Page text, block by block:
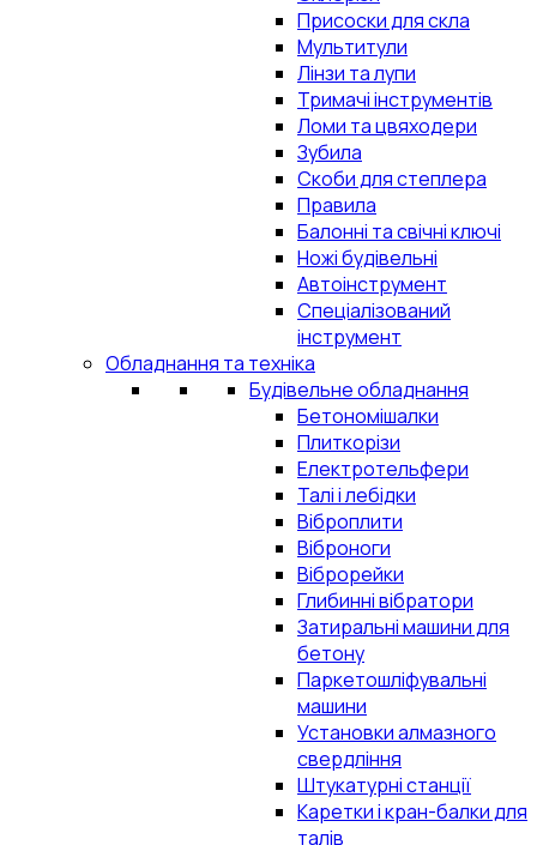
Присоски для скла
Мультитули
Лінзи та лупи
Тримачі інструментів
Ломи та цвяходери
Зубила
Скоби для степлера
Правила
Балонні та свічні ключі
Ножі будівельні
Автоінструмент
Спеціалізований
інструмент
Обладнання та техніка
Будівельне обладнання
Бетономішалки
Плиткорізи
Електротельфери
Талі і лебідки
Віброплити
Віброноги
Віброрейки
Глибинні вібратори
Затиральні машини для
бетону
Паркетошліфувальні
машини
Установки алмазного
свердління
Штукатурні станції
Каретки і кран-балки для
талів